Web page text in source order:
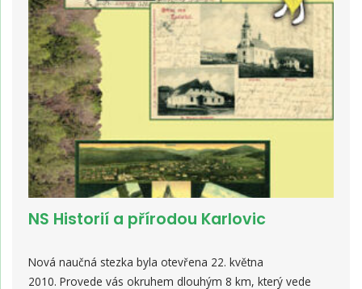
NS Historií a přírodou Karlovic
Nová naučná stezka byla otevřena 22. května
2010. Provede vás okruhem dlouhým 8 km, který vede